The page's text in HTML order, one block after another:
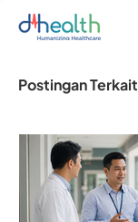
Postingan Terkait